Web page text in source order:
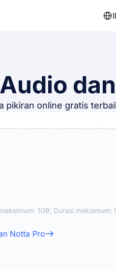
pikiran online gratis
1GB; Durasi maksimum:
Notta Pro